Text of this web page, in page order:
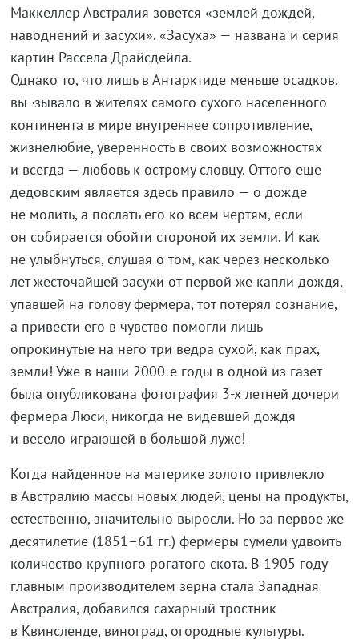
Маккеллер Австралия зовется «землей дождей,
наводнений и засухи». «Засуха» — названа и серия
картин Рассела Драйсдейла.
Однако то, что лишь в Антарктиде меньше осадков,
вы¬зывало в жителях самого сухого населенного
континента в мире внутреннее сопротивление,
жизнелюбие, уверенность в своих возможностях
и всегда — любовь к острому словцу. Оттого еще
дедовским является здесь правило — о дожде
не молить, а послать его ко всем чертям, если
он собирается обойти стороной их земли. И как
не улыбнуться, слушая о том, как через несколько
лет жесточайшей засухи от первой же капли дождя,
упавшей на голову фермера, тот потерял сознание,
а привести его в чувство помогли лишь
опрокинутые на него три ведра сухой, как прах,
земли! Уже в наши 2000-е годы в одной из газет
была опубликована фотография 3-х летней дочери
фермера Люси, никогда не видевшей дождя
и весело играющей в большой луже!
Когда найденное на материке золото привлекло
в Австралию массы новых людей, цены на продукты,
естественно, значительно выросли. Но за первое же
десятилетие (1851–61 гг.) фермеры сумели удвоить
количество крупного рогатого скота. В 1905 году
главным производителем зерна стала Западная
Австралия, добавился сахарный тростник
в Квинсленде, виноград, огородные культуры.